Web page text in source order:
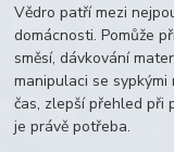
Vědro patří mezi
domácnosti. Pomůže
směsí, dávkování
manipulaci se
čas, zlepší přehled při
je právě potřeba.